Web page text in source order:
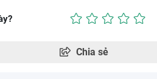
Chia sẻ